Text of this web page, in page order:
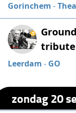
Gorinchem -
Leerdam - GO
zondag 20